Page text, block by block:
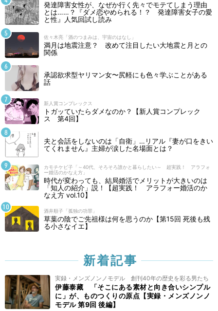
発達障害女性が、なぜか行く先々でモテてしまう理由
とは……？『ダメ恋やめられる！？ 発達障害女子の愛
と性』人気回試し読み
佐々木亮「酒のつまみは、宇宙のはなし」
満月は地震注意？ 改めて注目したい大地震と月との
関係
承認欲求型ヤリマン女〜尻軽にも色々学ぶことがある
話
新人賞コンプレックス
トガッていたらダメなのか？【新人賞コンプレック
ス 第4回】
夫と会話をしないのは「自衛」…リアル『妻が口をきい
てくれません』主婦が涙した名場面とは？
カモチケビ子「～40代、そろそろ誰かと暮らしたい～ 超実践！ アラフォ
ー婚活のかなえ方」
時代が変わっても、結局婚活でメリットが大きいのは
「知人の紹介」説！【超実践！ アラフォー婚活のか
なえ方 vol.10】
酒井順子「孤独の功罪」
草葉の陰でご先祖様は何を思うのか【第15回 死後も残
る小さなイエ】
新着記事
実録・メンズノンノモデル 創刊40年の歴史を彩る男たち
伊藤泰藏 「そこにある素材と向き合いシンプル
に」が、ものつくりの原点【実録・メンズノンノ
モデル 第9回 後編】